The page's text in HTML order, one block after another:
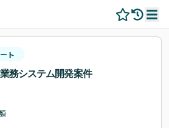
ト
務システム開発案件